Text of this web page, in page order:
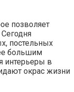
позволяет
Сегодня
постельных
большим
интерьеры в
окрас жизни